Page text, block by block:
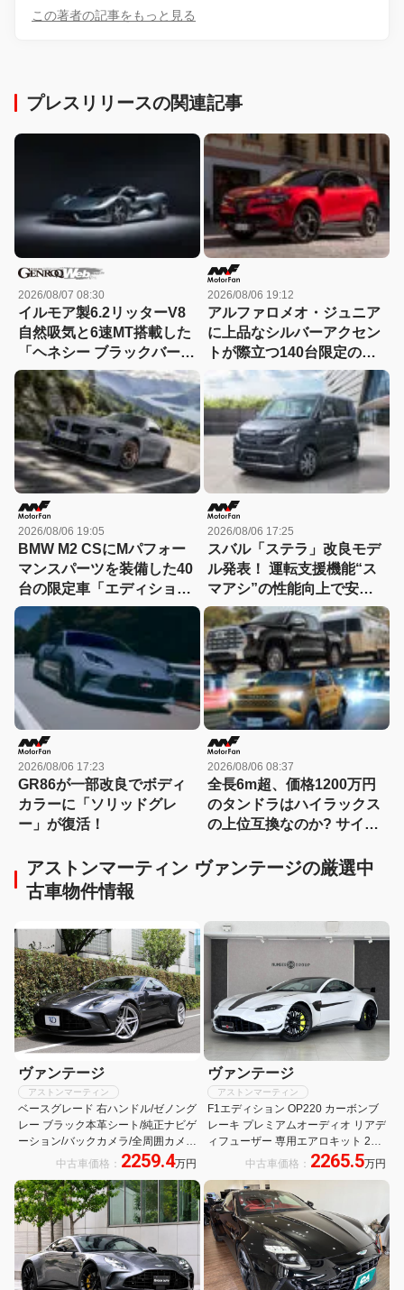
この著者の記事をもっと見る
プレスリリースの関連記事
2026/08/07 08:30
イルモア製6.2リッターV8
自然吸気と6速MT搭載した
「ヘネシー ブラックバー
ド」がデビュー【動画】
2026/08/06 19:12
アルファロメオ・ジュニア
に上品なシルバーアクセン
トが際立つ140台限定の
「スポルト スペチアーレ」
が登場！
2026/08/06 19:05
BMW M2 CSにMパフォー
マンスパーツを装備した40
台の限定車「エディショ
ン・エッジ」が登場！
2026/08/06 17:25
スバル「ステラ」改良モデ
ル発表！ 運転支援機能“ス
マアシ”の性能向上で安心
感さらにアップ
2026/08/06 17:23
GR86が一部改良でボディ
カラーに「ソリッドグレ
ー」が復活！
2026/08/06 08:37
全長6m超、価格1200万円
のタンドラはハイラックス
の上位互換なのか? サイ
底比較して分かった決定的
アストンマーティン ヴァンテージの厳選中
古車物件情報
ヴァンテージ
アストンマーティン
ベースグレード 右ハンドル/ゼノング
レー ブラック本革シート/純正ナビゲ
ーション/バックカメラ/全周囲カメ
ラ/パドルシフト/純正21インチアル
中古車価格： 2259.4万円
ヴァンテージ
アストンマーティン
F1エディション OP220 カーボンブ
レーキ プレミアムオーディオ リアデ
ィフューザー 専用エアロキット 21
インチサテンブラックホイール
中古車価格： 2265.5万円